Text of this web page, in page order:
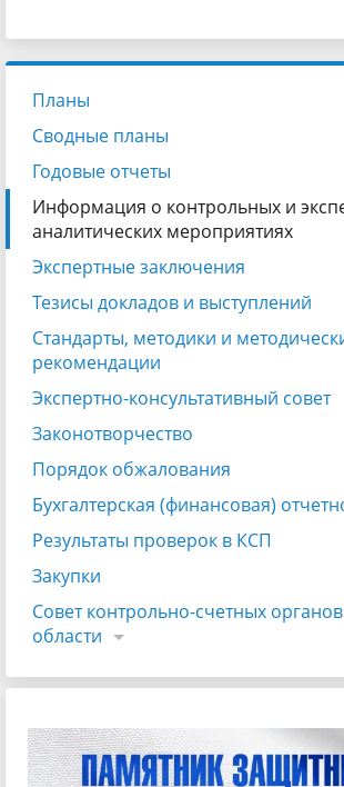
Планы
Сводные планы
Годовые отчеты
Информация о контрольных и
аналитических мероприятиях
Экспертные заключения
Тезисы докладов и выступлений
Стандарты, методики и
рекомендации
Экспертно-консультативный совет
Законотворчество
Порядок обжалования
Бухгалтерская (финансовая)
Результаты проверок в КСП
Закупки
Совет контрольно-счетных
области